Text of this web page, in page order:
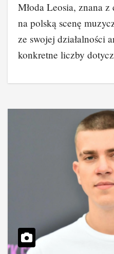
Młoda Leosia, znana
na polską scenę
ze swojej działalności
konkretne liczby